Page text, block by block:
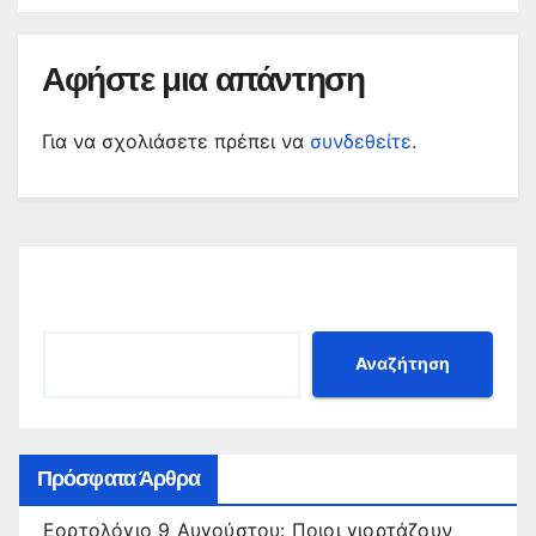
Αφήστε μια απάντηση
Για να σχολιάσετε πρέπει να συνδεθείτε.
Αναζήτηση
Πρόσφατα Άρθρα
Εορτολόγιο 9 Αυγούστου: Ποιοι γιορτάζουν